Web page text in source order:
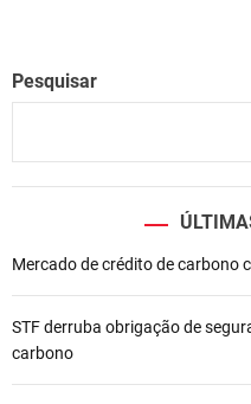
Pesquisar
Mercado de crédito de carbono
STF derruba obrigação de
carbono